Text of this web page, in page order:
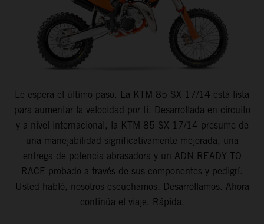
Le espera el último paso. La KTM 85 SX 17/14 está lista
para aumentar la velocidad por ti. Desarrollada en circuito
y a nivel internacional, la KTM 85 SX 17/14 presume de
una manejabilidad significativamente mejorada, una
entrega de potencia abrasadora y un ADN READY TO
RACE probado a través de sus componentes y pedigrí.
Usted habló, nosotros escuchamos. Desarrollamos. Ahora
continúa el viaje. Rápida.